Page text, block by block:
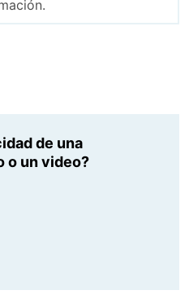
de una
o un video?